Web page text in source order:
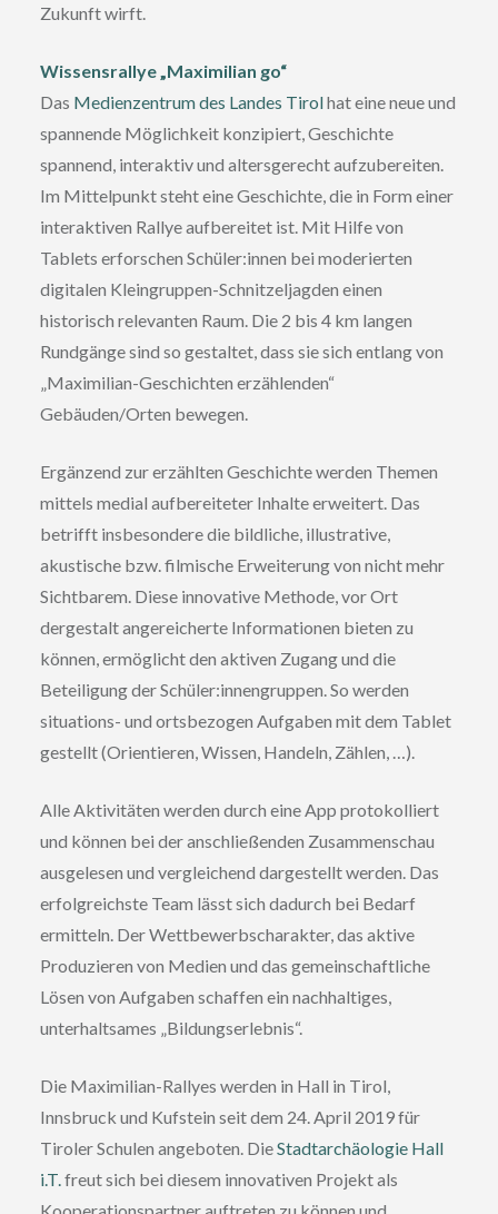
Zukunft wirft.
Wissensrallye „Maximilian go“
Das Medienzentrum des Landes Tirolhat eine neue und
spannende Möglichkeit konzipiert, Geschichte
spannend, interaktiv und altersgerecht aufzubereiten.
Im Mittelpunkt steht eine Geschichte, die in Form einer
interaktiven Rallye aufbereitet ist. Mit Hilfe von
Tablets erforschen Schüler:innen bei moderierten
digitalen Kleingruppen-Schnitzeljagden einen
historisch relevanten Raum. Die 2 bis 4 km langen
Rundgänge sind so gestaltet, dass sie sich entlang von
„Maximilian-Geschichten erzählenden“
Gebäuden/Orten bewegen.
Ergänzend zur erzählten Geschichte werden Themen
mittels medial aufbereiteter Inhalte erweitert. Das
betrifft insbesondere die bildliche, illustrative,
akustische bzw. filmische Erweiterung von nicht mehr
Sichtbarem. Diese innovative Methode, vor Ort
dergestalt angereicherte Informationen bieten zu
können, ermöglicht den aktiven Zugang und die
Beteiligung der Schüler:innengruppen. So werden
situations- und ortsbezogen Aufgaben mit dem Tablet
gestellt (Orientieren, Wissen, Handeln, Zählen, …).
Alle Aktivitäten werden durch eine App protokolliert
und können bei der anschließenden Zusammenschau
ausgelesen und vergleichend dargestellt werden. Das
erfolgreichste Team lässt sich dadurch bei Bedarf
ermitteln. Der Wettbewerbscharakter, das aktive
Produzieren von Medien und das gemeinschaftliche
Lösen von Aufgaben schaffen ein nachhaltiges,
unterhaltsames „Bildungserlebnis“.
Die Maximilian-Rallyes werden in Hall in Tirol,
Innsbruck und Kufstein seit dem 24. April 2019 für
Tiroler Schulen angeboten. DieStadtarchäologie Hall
i.T. freut sich bei diesem innovativen Projekt als
Kooperationspartner auftreten zu können und